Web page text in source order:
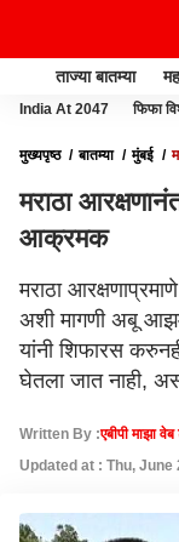
ताज्या बातम्या
India At 2047 फिफा
मुख्यपृष्ठ बातम्या मुंबई
मराठा
आक्रमक
मराठा
अशी मागणी अबू
यांनी शिफारस
घेतला जात नाही,
Written By :एबीपी माझा वेब
Updated at : Thu, June